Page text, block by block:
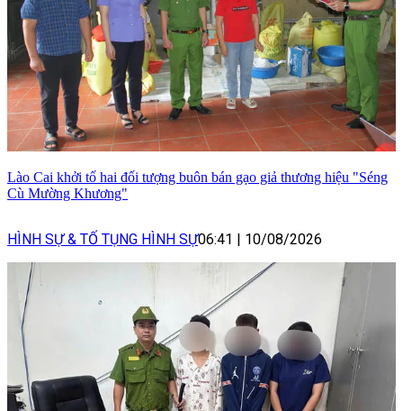
Lào Cai khởi tố hai đối tượng buôn bán gạo giả thương hiệu "Séng
Cù Mường Khương"
HÌNH SỰ & TỐ TỤNG HÌNH SỰ06:41 10/08/2026